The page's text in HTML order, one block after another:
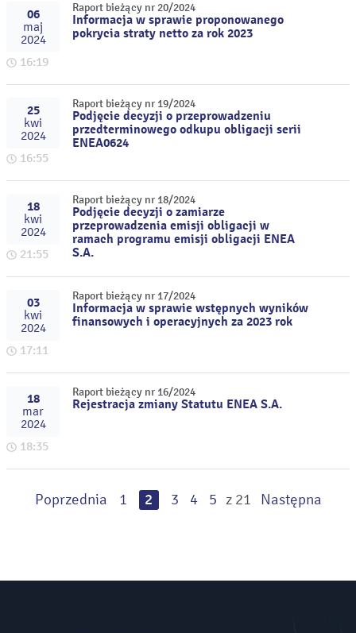
06
maj
2024
16:19
Raport bieżący nr 20/2024
Informacja w sprawie proponowanego
pokrycia straty netto za rok 2023
25
kwi
2024
16:55
Raport bieżący nr 19/2024
Podjęcie decyzji o przeprowadzeniu
przedterminowego odkupu obligacji serii
ENEA0624
18
kwi
2024
21:55
Raport bieżący nr 18/2024
Podjęcie decyzji o zamiarze
przeprowadzenia emisji obligacji w
ramach programu emisji obligacji ENEA
S.A.
03
kwi
2024
17:11
Raport bieżący nr 17/2024
Informacja w sprawie wstępnych wyników
finansowych i operacyjnych za 2023 rok
18
mar
2024
18:35
Raport bieżący nr 16/2024
Rejestracja zmiany Statutu ENEA S.A.
Poprzednia 1 2 3 4 5 z 21 Następna